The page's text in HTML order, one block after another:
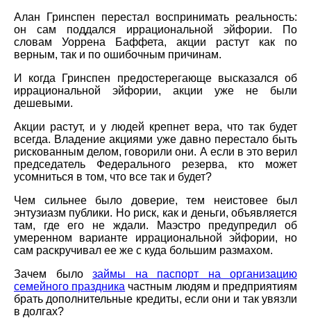
Алан Гринспен перестал воспринимать реальность:
он сам поддался иррациональной эйфории. По
словам Уоррена Баффета, акции растут как по
верным, так и по ошибочным причинам.
И когда Гринспен предостерегающе высказался об
иррациональной эйфории, акции уже не были
дешевыми.
Акции растут, и у людей крепнет вера, что так будет
всегда. Владение акциями уже давно перестало быть
рискованным делом, говорили они. А если в это верил
председатель Федерального резерва, кто может
усомниться в том, что все так и будет?
Чем сильнее было доверие, тем неистовее был
энтузиазм публики. Но риск, как и деньги, объявляется
там, где его не ждали. Маэстро предупредил об
умеренном варианте иррациональной эйфории, но
сам раскручивал ее же с куда большим размахом.
Зачем было займы на паспорт на организацию
семейного праздника частным людям и предприятиям
брать дополнительные кредиты, если они и так увязли
в долгах?